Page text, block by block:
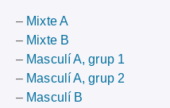
– Mixte A
– Mixte B
– Masculí A, grup 1
– Masculí A, grup 2
– Masculí B